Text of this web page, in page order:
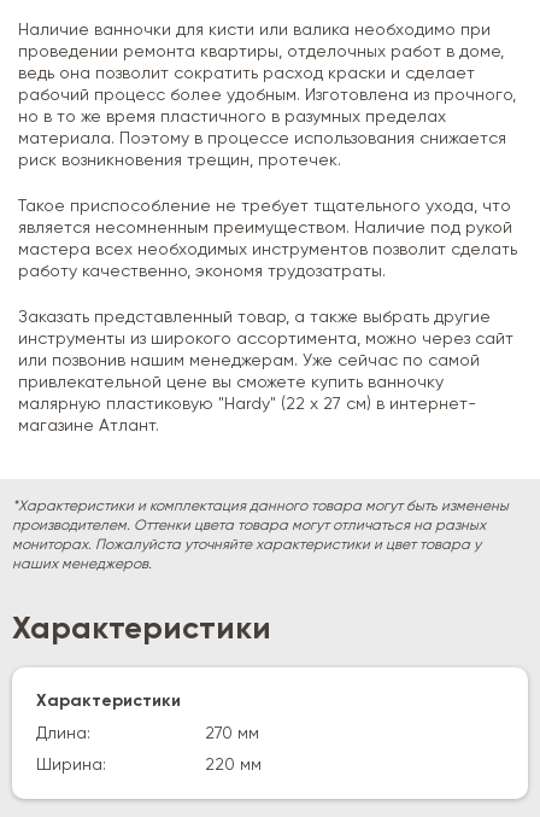
Наличие ванночки для кисти или валика необходимо при
проведении ремонта квартиры, отделочных работ в доме,
ведь она позволит сократить расход краски и сделает
рабочий процесс более удобным. Изготовлена из прочного,
но в то же время пластичного в разумных пределах
материала. Поэтому в процессе использования снижается
риск возникновения трещин, протечек.
Такое приспособление не требует тщательного ухода, что
является несомненным преимуществом. Наличие под рукой
мастера всех необходимых инструментов позволит сделать
работу качественно, экономя трудозатраты.
Заказать представленный товар, а также выбрать другие
инструменты из широкого ассортимента, можно через сайт
или позвонив нашим менеджерам. Уже сейчас по самой
привлекательной цене вы сможете купить ванночку
малярную пластиковую "Hardy" (22 х 27 см) в интернет-
магазине Атлант.
*Характеристики и комплектация данного товара могут быть изменены
производителем. Оттенки цвета товара могут отличаться на разных
мониторах. Пожалуйста уточняйте характеристики и цвет товара у
наших менеджеров.
Характеристики
Характеристики
Длина:
270 мм
Ширина:
220 мм